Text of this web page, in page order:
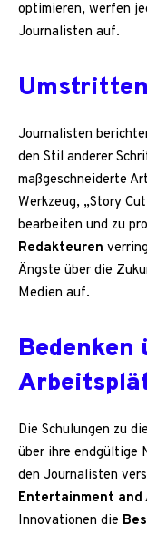
optimieren, werfen
Journalisten auf.
Journalisten
den Stil anderer
maßgeschneiderte
Werkzeug, „Story
bearbeiten und zu
Redakteuren
Ängste über die
Medien auf.
Die Schulungen zu
über ihre endgültige
den Journalisten
Entertainment and
Innovationen die